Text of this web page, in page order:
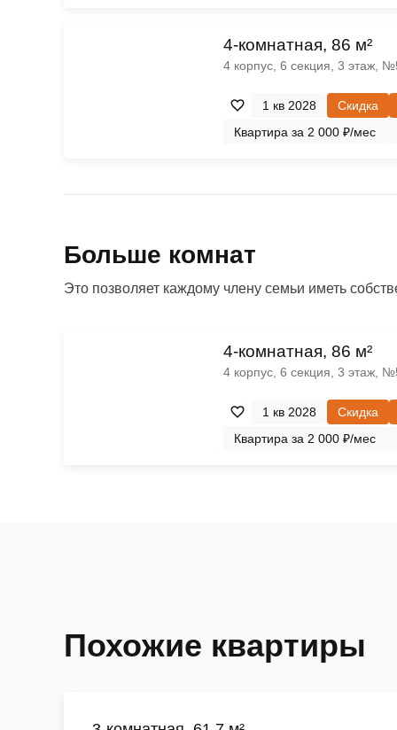
4-комнатная, 86 м²
4 корпус, 6 секция, 3 этаж,
1 кв 2028
Скидка
Квартира за 2 000 ₽/мес
Больше комнат
Это позволяет каждому члену семьи иметь
4-комнатная, 86 м²
4 корпус, 6 секция, 3 этаж,
1 кв 2028
Скидка
Квартира за 2 000 ₽/мес
Похожие квартиры